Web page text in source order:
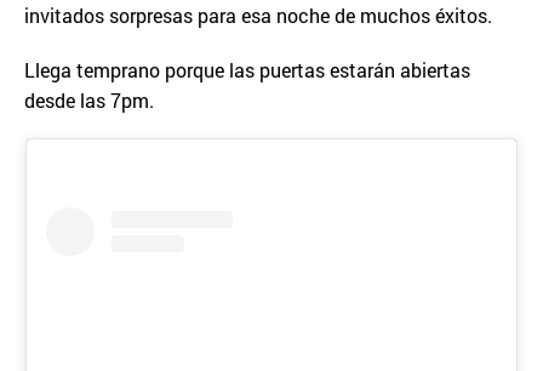
invitados sorpresas para esa noche de muchos éxitos.
Llega temprano porque las puertas estarán abiertas
desde las 7pm.